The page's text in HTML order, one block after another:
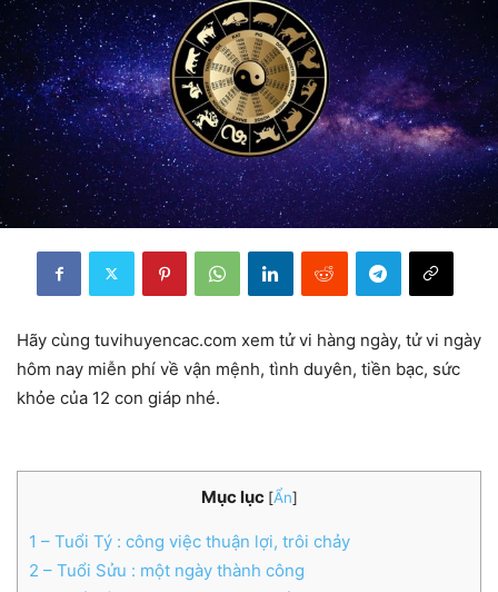
Hãy cùng tuvihuyencac.com xem tử vi hàng ngày, tử vi ngày
hôm nay miễn phí về vận mệnh, tình duyên, tiền bạc, sức
khỏe của 12 con giáp nhé.
Mục lục [Ẩn]
1 – Tuổi Tý : công việc thuận lợi, trôi chảy
2 – Tuổi Sửu : một ngày thành công